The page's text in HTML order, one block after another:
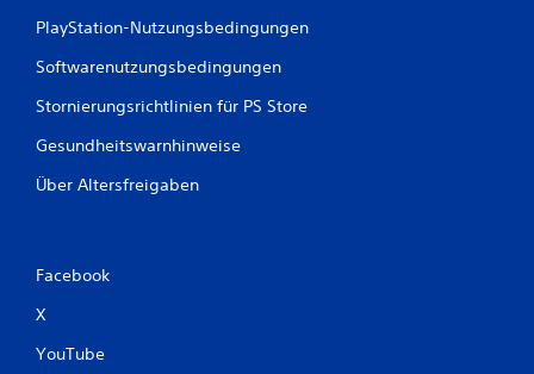
PlayStation-Nutzungsbedingungen
Softwarenutzungsbedingungen
Stornierungsrichtlinien für PS Store
Gesundheitswarnhinweise
Über Altersfreigaben
Facebook
X
YouTube